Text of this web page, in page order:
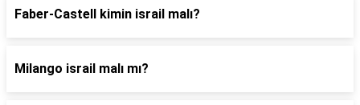
Faber-Castell kimin israil malı?
Milango israil malı mı?